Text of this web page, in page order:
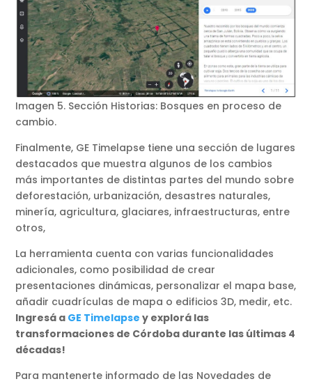
Imagen 5. Sección Historias: Bosques en proceso de
cambio.
Finalmente, GE Timelapse tiene una sección de lugares
destacados que muestra algunos de los cambios
más importantes de distintas partes del mundo sobre
deforestación, urbanización, desastres naturales,
minería, agricultura, glaciares, infraestructuras, entre
otros,
La herramienta cuenta con varias funcionalidades
adicionales, como posibilidad de crear
presentaciones dinámicas, personalizar el mapa base,
añadir cuadrículas de mapa o edificios 3D, medir, etc.
Ingresá a GE Timelapse y explorá las
transformaciones de Córdoba durante las últimas 4
décadas!
Para mantenerte informado de las Novedades de